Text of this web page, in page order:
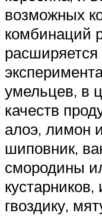
возможных
комбинаций
расширяется
умельцев, в
качеств
алоэ, лимон
шиповник,
смородины
гвоздику,